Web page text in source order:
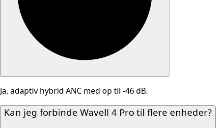
Ja, adaptiv hybrid ANC med op til -46 dB.
Kan jeg forbinde Wavell 4 Pro til flere enheder?